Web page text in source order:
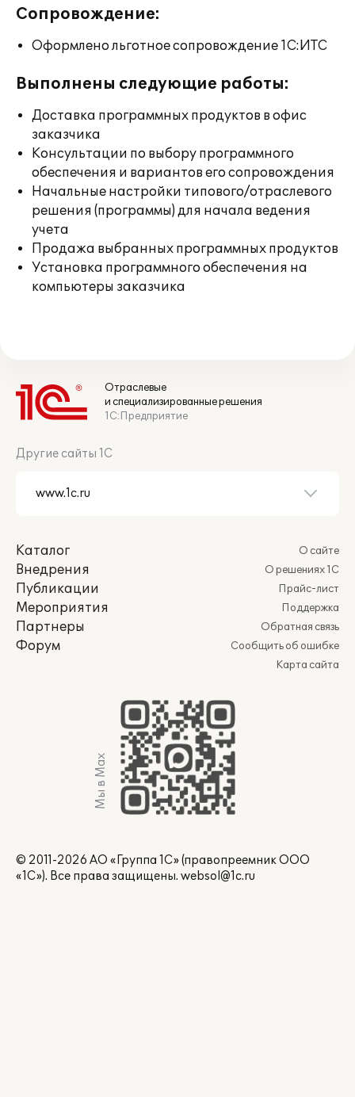
Сопровождение:
Оформлено льготное сопровождение 1С:ИТС
Выполнены следующие работы:
Доставка программных продуктов в офис
заказчика
Консультации по выбору программного
обеспечения и вариантов его сопровождения
Начальные настройки типового/отраслевого
решения (программы) для начала ведения
учета
Продажа выбранных программных продуктов
Установка программного обеспечения на
компьютеры заказчика
Отраслевые
и специализированные решения
1С:Предприятие
Другие сайты 1С
Каталог
Внедрения
Публикации
Мероприятия
Партнеры
Форум
О сайте
О решениях 1С
Прайс-лист
Поддержка
Обратная связь
Сообщить об ошибке
Карта сайта
Мы в Max
© 2011-2026 АО «Группа 1С» (правопреемник ООО
«1С»). Все права защищены. websol@1c.ru